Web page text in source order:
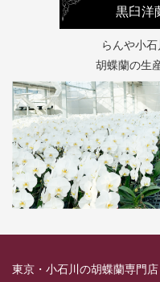
黒臼洋
らんや小
胡蝶蘭の生
東京・小石川の胡蝶蘭専門店